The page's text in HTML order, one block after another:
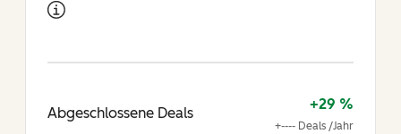
Abgeschlossene Deals
+29 %
+---- Deals /Jahr